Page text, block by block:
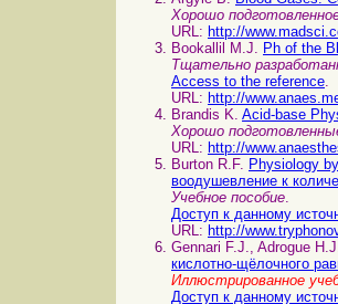
Хорошо
URL: http://
Bookallil M.J. Ph of the
Тщательно
Access to the reference
URL: http://
Brandis K. Acid-base
Хорошо
URL: http://
Burton R.F. Physiology
воодушевление к
Учебное пособие
Доступ к данному
URL: http://
Gennari F.J., Adrogue
кислотно-щёлочного
Иллюстрированное
Доступ к данному